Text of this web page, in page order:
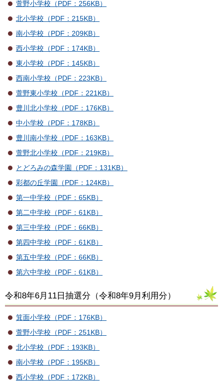
萱野小学校（PDF：256KB）
北小学校（PDF：215KB）
南小学校（PDF：209KB）
西小学校（PDF：174KB）
東小学校（PDF：145KB）
西南小学校（PDF：223KB）
萱野東小学校（PDF：221KB）
豊川北小学校（PDF：176KB）
中小学校（PDF：178KB）
豊川南小学校（PDF：163KB）
萱野北小学校（PDF：219KB）
とどろみの森学園（PDF：131KB）
彩都の丘学園（PDF：124KB）
第一中学校（PDF：65KB）
第二中学校（PDF：61KB）
第三中学校（PDF：66KB）
第四中学校（PDF：61KB）
第五中学校（PDF：66KB）
第六中学校（PDF：61KB）
令和8年6月11日抽選分（令和8年9月利用分）
箕面小学校（PDF：176KB）
萱野小学校（PDF：251KB）
北小学校（PDF：193KB）
南小学校（PDF：195KB）
西小学校（PDF：172KB）